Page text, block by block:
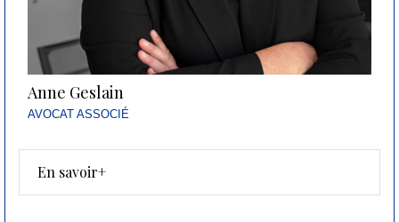
Anne Geslain
AVOCAT ASSOCIÉ
En savoir+